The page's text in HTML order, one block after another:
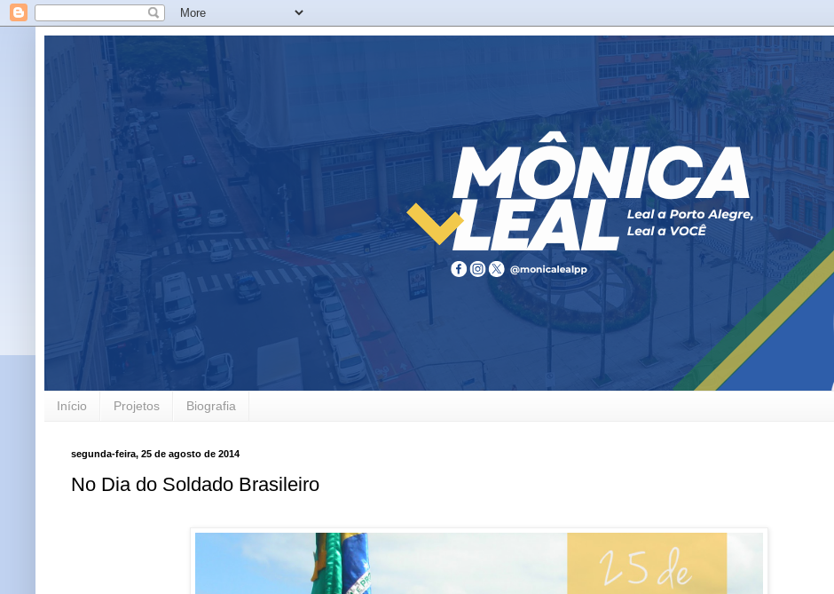
Início Projetos Biografia
segunda-feira, 25 de agosto de 2014
No Dia do Soldado Brasileiro